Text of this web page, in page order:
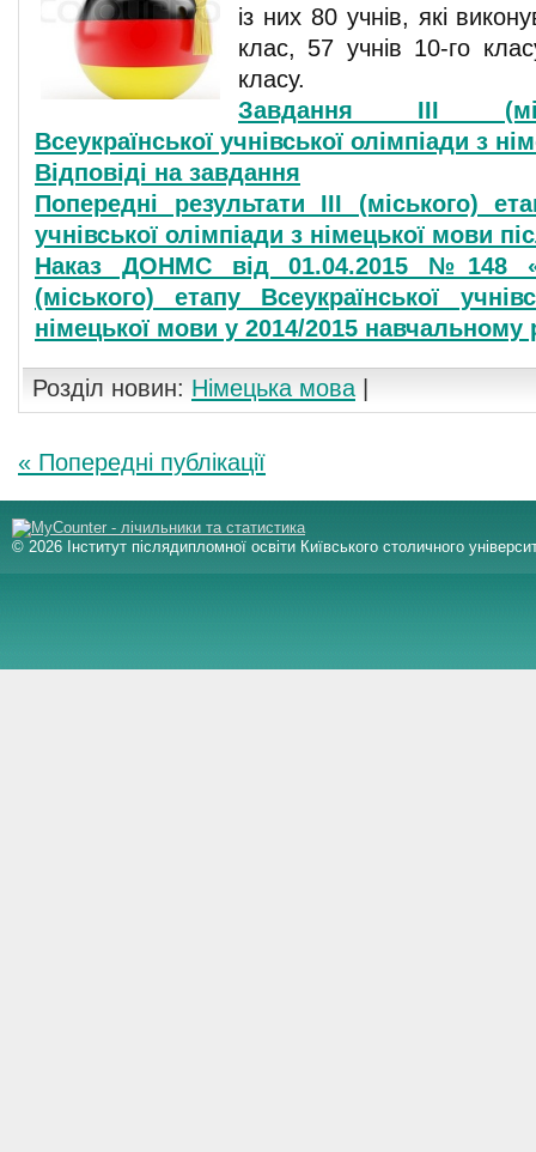
із них 80 учнів, які
клас, 57 учнів 10-го
класу.
Завдання III
Всеукраїнської учнівської олімпіади з
Відповіді на завдання
Попередні результати ІІІ (міського)
учнівської олімпіади з німецької мови
Наказ ДОНМС від 01.04.2015 №148
(міського) етапу Всеукраїнської
німецької мови у 2014/2015 навчальному
Розділ новин: Німецька мова
« Попередні публікації
© 2026 Інститут післядипломної освіти Київського столичного